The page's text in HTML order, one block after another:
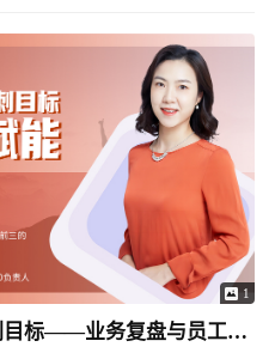
1
《如何让团队自带动力冲刺目标——业务复盘与员工赋能》Kelly Xie